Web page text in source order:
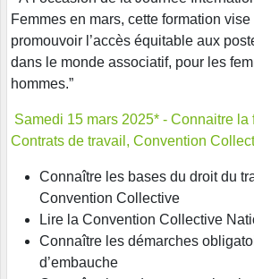
Femmes en mars, cette formation
promouvoir l’accès équitable aux
dans le monde associatif, pour les
hommes.”
Samedi 15 mars 2025* - Connaitre la
Contrats de travail, Convention
Connaître les bases du droit du
Convention Collective
Lire la Convention Collective
Connaître les démarches
d’embauche